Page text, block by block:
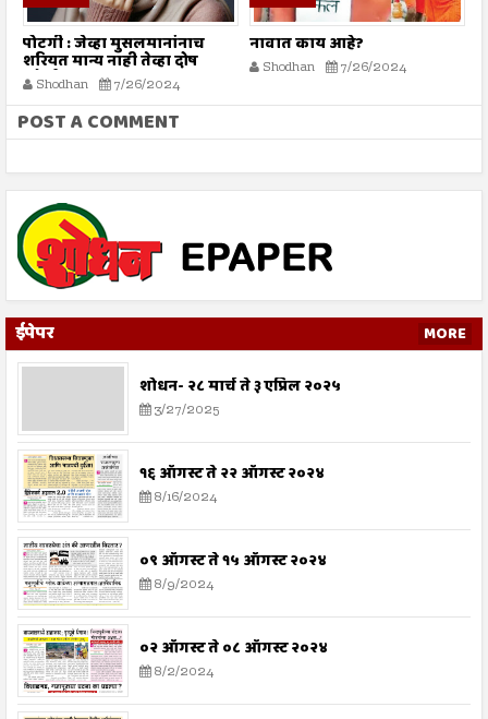
पोटगी : जेव्हा मुसलमानांनाच
शरियत मान्य नाही तेव्हा दोष
कोर्टाला कसा द्यावा?
Shodhan 7/26/2024
नावात काय आहे?
Shodhan 7/26/2024
POST A COMMENT
ईपेपर MORE
शोधन- २८ मार्च ते ३ एप्रिल २०२५
3/27/2025
१६ ऑगस्ट ते २२ ऑगस्ट २०२४
8/16/2024
०९ ऑगस्ट ते १५ ऑगस्ट २०२४
8/9/2024
०२ ऑगस्ट ते ०८ ऑगस्ट २०२४
8/2/2024